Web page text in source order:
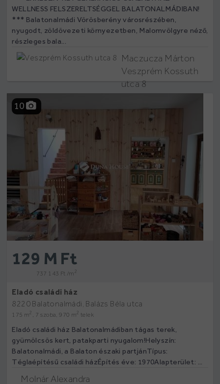
WELLNESS FELSZERELTSÉGGEL BALATONALMÁDIBAN!
*** Balatonalmádi Vörösberény városrészében,
nyugodt, zöldövezeti környezetben, Malomvölgyre néző,
részleges bala...
Maczucza Márton
Veszprém Kossuth
utca 8
10
129 M Ft
737 143 Ft /m 2
Eladó családi ház
8220 Balatonalmádi, Balázs Béla utca
175 m2 , 7 szoba, 970 m2 telek
Eladó családi ház Balatonalmádiban tágas terek,
gyümölcsös kert, patakparti nyugalom!Helyszín:
Balatonalmádi, a Balaton északi partjánTípus:
Téglaépítésű családi házÉpítés éve: 1970Alapterület: ...
Molnár Alexandra